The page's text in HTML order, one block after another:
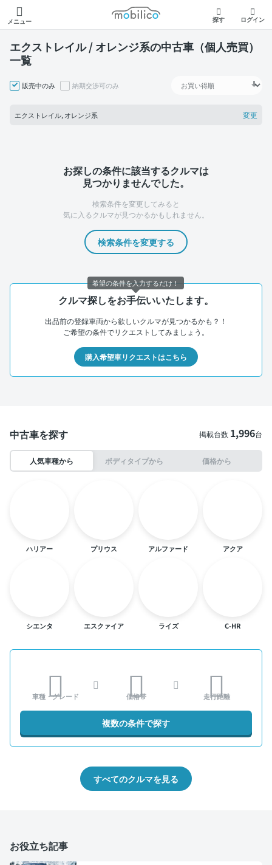
メニュー
モビリコ
探す ログイン
エクストレイル / オレンジ系の中古車（個人売買）
一覧
販売中のみ 納期交渉可のみ
エクストレイル, オレンジ系 変更
お探しの条件に該当するクルマは
見つかりませんでした。
検索条件を変更してみると
気に入るクルマが見つかるかもしれません。
検索条件を変更する
クルマ探しをお手伝いいたします。
出品前の登録車両から欲しいクルマが見つかるかも？！
ご希望の条件でリクエストしてみましょう。
購入希望車リクエストはこちら
中古車を探す 掲載台数 1,996台
人気車種から ボディタイプから 価格から
ハリアー プリウス アルファード アクア
シエンタ エスクァイア ライズ C-HR
車種・グレード 価格帯 走行距離
複数の条件で探す
すべてのクルマを見る
お役立ち記事
希望の条件を入力するだけ！